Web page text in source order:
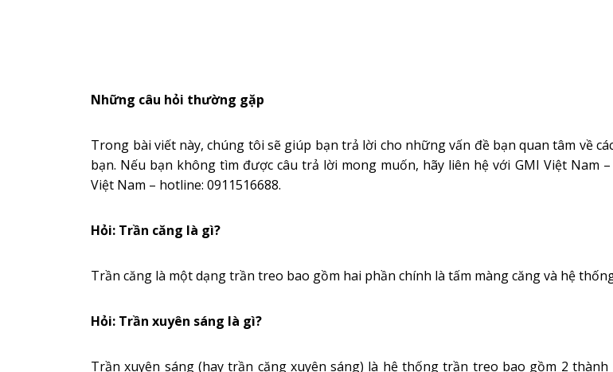
Những câu hỏi thường gặp
Trong bài viết này, chúng tôi sẽ giúp bạn trả lời cho những vấn đề bạn quan tâm về
bạn. Nếu bạn không tìm được câu trả lời mong muốn, hãy liên hệ với GMI Việt Nam
Việt Nam – hotline: 0911516688.
Hỏi: Trần căng là gì?
Trần căng là một dạng trần treo bao gồm hai phần chính là tấm màng căng và hệ
Hỏi: Trần xuyên sáng là gì?
Trần xuyên sáng (hay trần căng xuyên sáng) là hệ thống trần treo bao gồm 2